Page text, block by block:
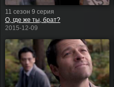
11 сезон 9 серия
О, где же ты, брат?
2015-12-09